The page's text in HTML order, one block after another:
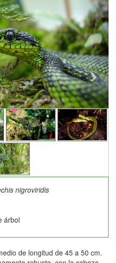
nigroviridis
árbol
de longitud de 45 a 50 cm.